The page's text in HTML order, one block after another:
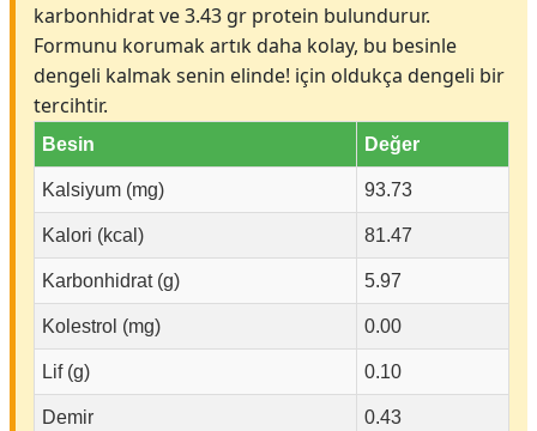
karbonhidrat ve 3.43 gr protein bulundurur.
Formunu korumak artık daha kolay, bu besinle
dengeli kalmak senin elinde! için oldukça dengeli bir
tercihtir.
Besin Değer
Kalsiyum (mg) 93.73
Kalori (kcal) 81.47
Karbonhidrat (g) 5.97
Kolestrol (mg) 0.00
Lif (g) 0.10
Demir 0.43